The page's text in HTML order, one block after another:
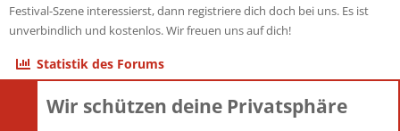
Festival-Szene interessierst, dann registriere dich doch bei uns. Es ist
unverbindlich und kostenlos. Wir freuen uns auf dich!
Statistik des Forums
ThemenWir schützen deine Privatsphäre